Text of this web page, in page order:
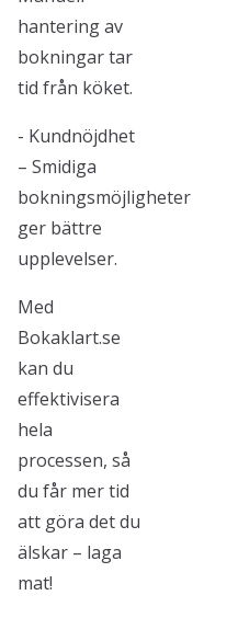
hantering av
bokningar tar
tid från köket.
- Kundnöjdhet
– Smidiga
bokningsmöjligheter
ger bättre
upplevelser.
Med
Bokaklart.se
kan du
effektivisera
hela
processen, så
du får mer tid
att göra det du
älskar – laga
mat!